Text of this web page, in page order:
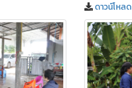
ดาวน์โหลด